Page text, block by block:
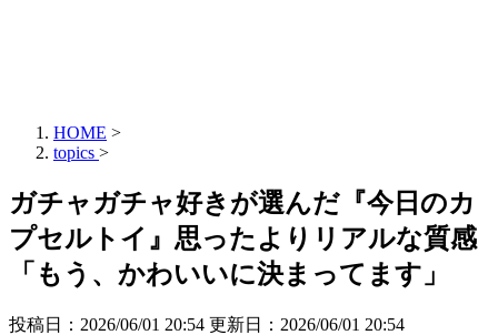
HOME >
topics >
ガチャガチャ好きが選んだ『今日のカ
プセルトイ』思ったよりリアルな質感
「もう、かわいいに決まってます」
投稿日：2026/06/01 20:54 更新日： 2026/06/01 20:54